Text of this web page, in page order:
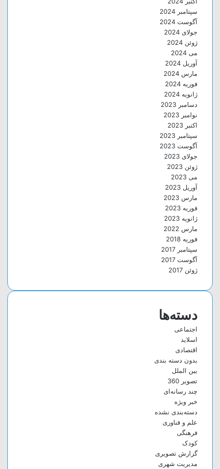
سپتامبر 2024
آگوست 2024
جولای 2024
ژوئن 2024
می 2024
آوریل 2024
مارس 2024
فوریه 2024
ژانویه 2024
دسامبر 2023
نوامبر 2023
اکتبر 2023
سپتامبر 2023
آگوست 2023
جولای 2023
ژوئن 2023
می 2023
آوریل 2023
مارس 2023
فوریه 2023
ژانویه 2023
مارس 2022
فوریه 2018
سپتامبر 2017
آگوست 2017
ژوئن 2017
دسته‌ها
اجتماعی
اسلاید
اقتصادی
بدون دسته بندی
بین الملل
تصویر 360
چند رسانه‌ای
خبر ویژه
دسته‌بندی نشده
علم و فناوری
فرهنگی
کودک
گزارش تصویری
مدیریت شهری